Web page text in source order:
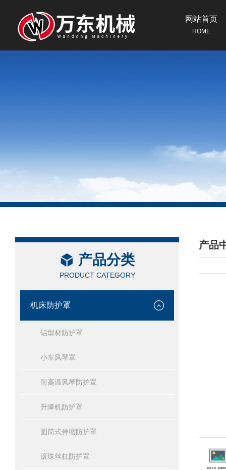
网站首页
HOME
产品分类
PRODUCT CATEGORY
机床防护罩
铝型材防护罩
小车风琴罩
耐高温风琴防护罩
升降机防护罩
圆筒式伸缩防护罩
滚珠丝杠防护罩
产品
/